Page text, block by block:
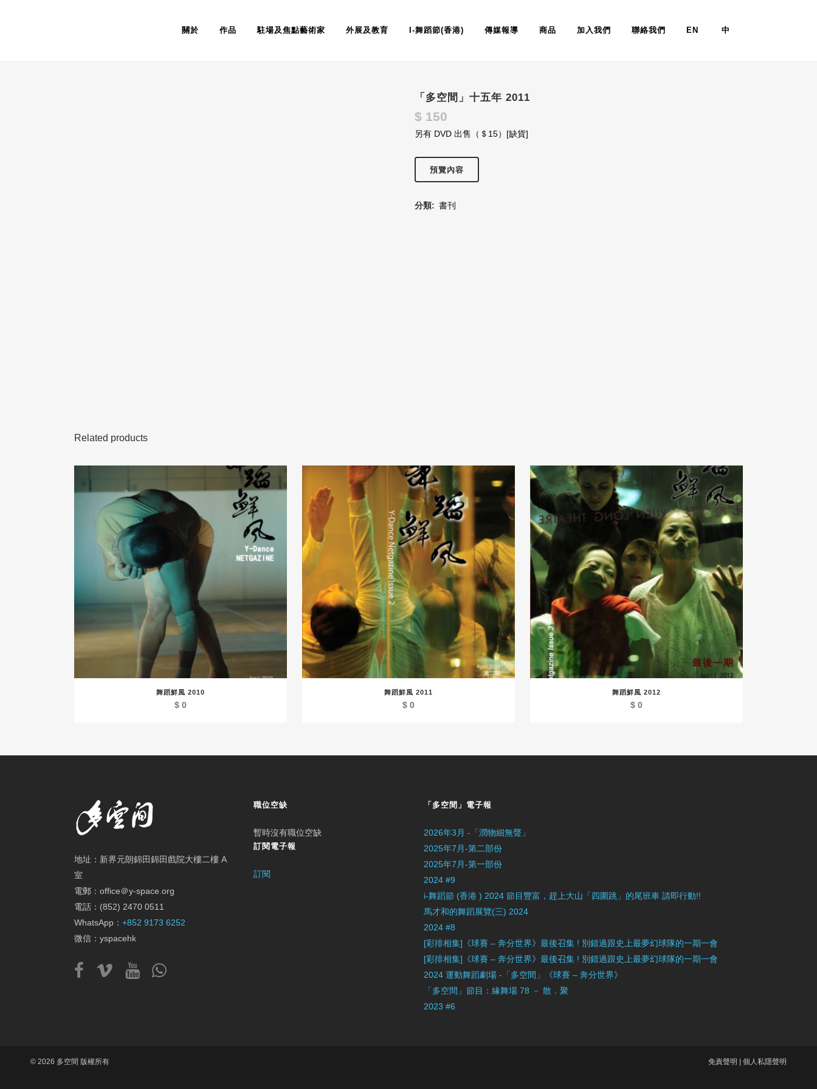
關於 作品 駐場及焦點藝術家 外展及教育 I-舞蹈節(香港) 傳媒報導 商品 加入我們 聯絡我們 EN 中
「多空間」十五年 2011
$ 150
另有 DVD 出售（＄15）[缺貨]
預覽內容
分類: 書刊
Related products
舞蹈鮮風 2010
$ 0
舞蹈鮮風 2011
$ 0
舞蹈鮮風 2012
$ 0
地址：新界元朗錦田錦田戲院大樓二樓 A
室
電郵：office＠y-space.org
電話：(852) 2470 0511
WhatsApp： +852 9173 6252
微信：yspacehk
職位空缺
暫時沒有職位空缺
訂閱電子報
訂閱
「多空間」電子報
2026年3月 -「潤物細無聲」
2025年7月-第二部份
2025年7月-第一部份
2024 #9
i-舞蹈節 (香港 ) 2024 節目豐富，趕上大山「四圍跳」的尾班車 請即行動!!
馬才和的舞蹈展覽(三) 2024
2024 #8
[彩排相集]《球賽 – 奔分世界》最後召集 ! 別錯過跟史上最夢幻球隊的一期一會
[彩排相集]《球賽 – 奔分世界》最後召集 ! 別錯過跟史上最夢幻球隊的一期一會
2024 運動舞蹈劇場 -「多空間」《球賽 – 奔分世界》
「多空間」節目：緣舞場 78 － 散．聚
2023 #6
© 2026 多空間 版權所有 免責聲明 個人私隱聲明